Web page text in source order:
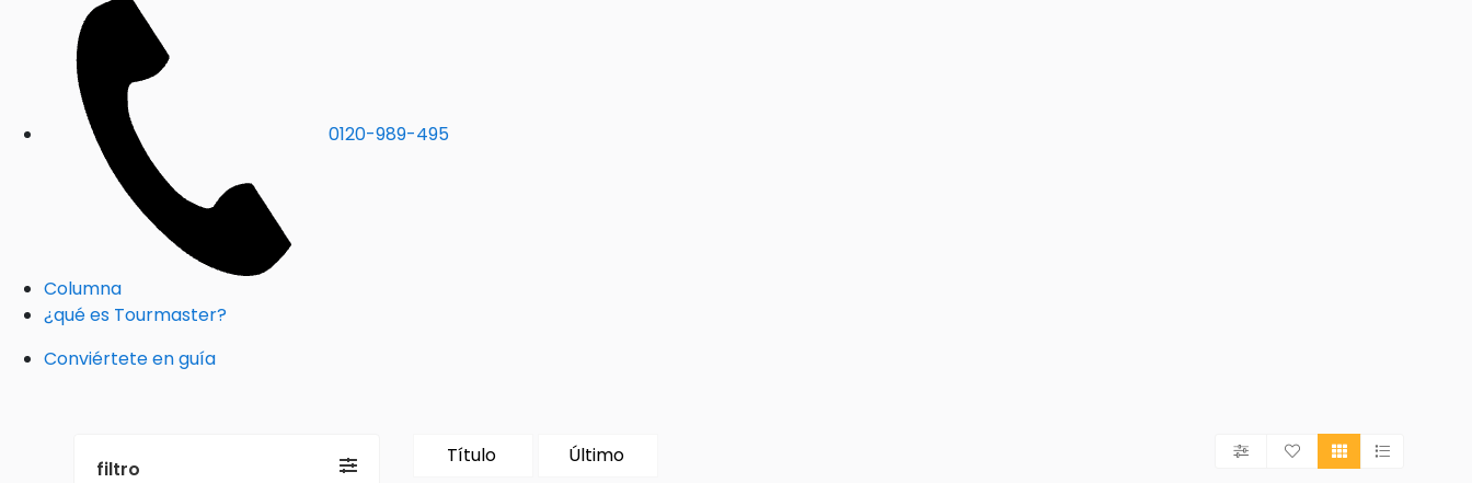
0120-989-495
Columna
¿qué es Tourmaster?
Conviértete en guía
filtro
Título Último